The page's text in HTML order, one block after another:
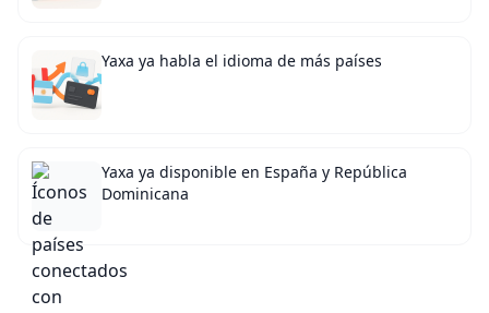
Yaxa ya habla el idioma de más países
Yaxa ya disponible en España y República
Dominicana